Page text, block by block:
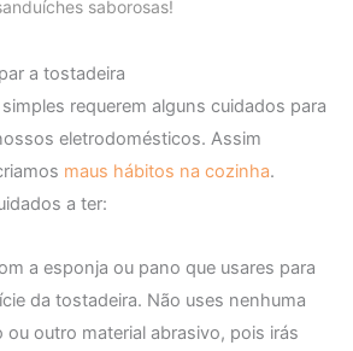
saborosas!
a tostadeira
requerem alguns cuidados para
eletrodomésticos. Assim
maus hábitos na cozinha.
a ter:
a esponja ou pano que usares para
da tostadeira. Não uses nenhuma
ou outro material abrasivo, pois irás